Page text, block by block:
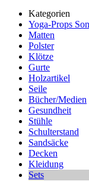
Kategorien
Yoga-Props
Matten
Polster
Klötze
Gurte
Holzartikel
Seile
Bücher/Medien
Gesundheit
Stühle
Schulterstand
Sandsäcke
Decken
Kleidung
Sets